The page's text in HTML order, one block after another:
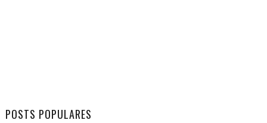
POSTS POPULARES